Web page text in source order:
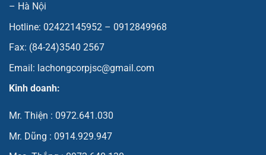
– Hà Nội
Hotline: 02422145952 – 0912849968
Fax: (84-24)3540 2567
Email: lachongcorpjsc@gmail.com
Kinh doanh:
Mr. Thiện : 0972.641.030
Mr. Dũng : 0914.929.947